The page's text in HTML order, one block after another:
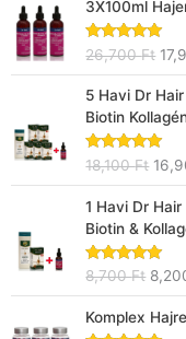
3X100ml
Értékelés:
4.88
26,700Ft
price
was:
5 Havi Dr
Biotin
Értékelés:
4.75
18,100Ft
price
was:
1 Havi Dr
Biotin &
Értékelés:
5.00
8,700Ft
price
was:
Komplex